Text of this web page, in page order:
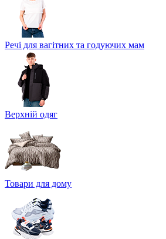
Речі для вагітних та годуючих мам
Верхній одяг
Товари для дому